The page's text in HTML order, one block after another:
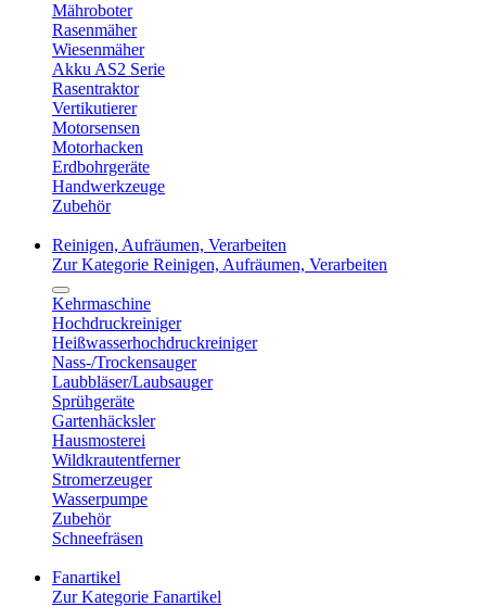
Mähroboter
Rasenmäher
Wiesenmäher
Akku AS2 Serie
Rasentraktor
Vertikutierer
Motorsensen
Motorhacken
Erdbohrgeräte
Handwerkzeuge
Zubehör
Reinigen, Aufräumen, Verarbeiten
Zur Kategorie Reinigen, Aufräumen, Verarbeiten
Kehrmaschine
Hochdruckreiniger
Heißwasserhochdruckreiniger
Nass-/Trockensauger
Laubbläser/Laubsauger
Sprühgeräte
Gartenhäcksler
Hausmosterei
Wildkrautentferner
Stromerzeuger
Wasserpumpe
Zubehör
Schneefräsen
Fanartikel
Zur Kategorie Fanartikel